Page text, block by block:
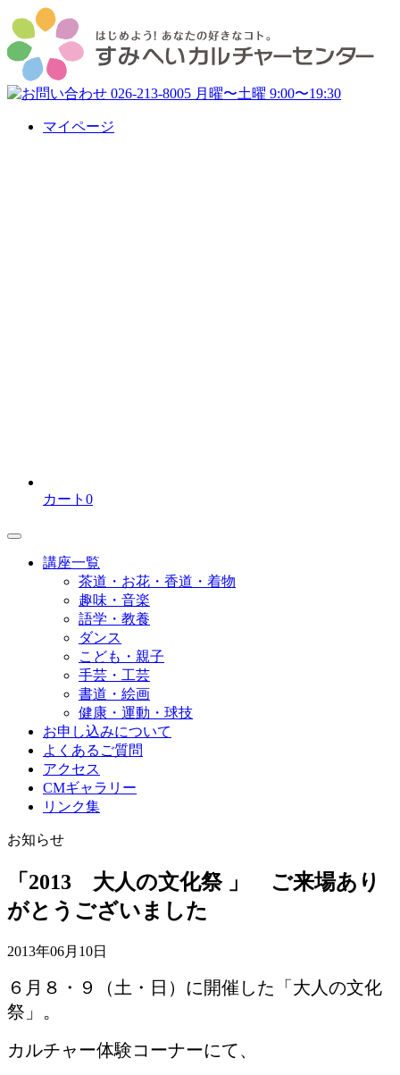
マイページ
カート 0
講座一覧
茶道・お花・香道・着物
趣味・音楽
語学・教養
ダンス
こども・親子
手芸・工芸
書道・絵画
健康・運動・球技
お申し込みについて
よくあるご質問
アクセス
CMギャラリー
リンク集
お知らせ
「2013 大人の文化祭 」 ご来場あり
がとうございました
2013年06月10日
６月８・９（土・日）に開催した「大人の文化
祭」。
カルチャー体験コーナーにて、